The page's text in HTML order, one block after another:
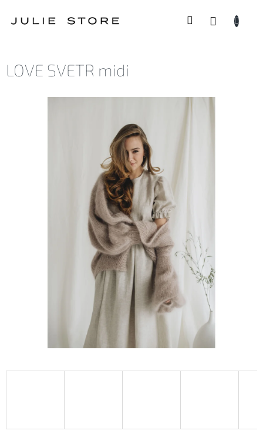
obsah
LOVE SVETR midi